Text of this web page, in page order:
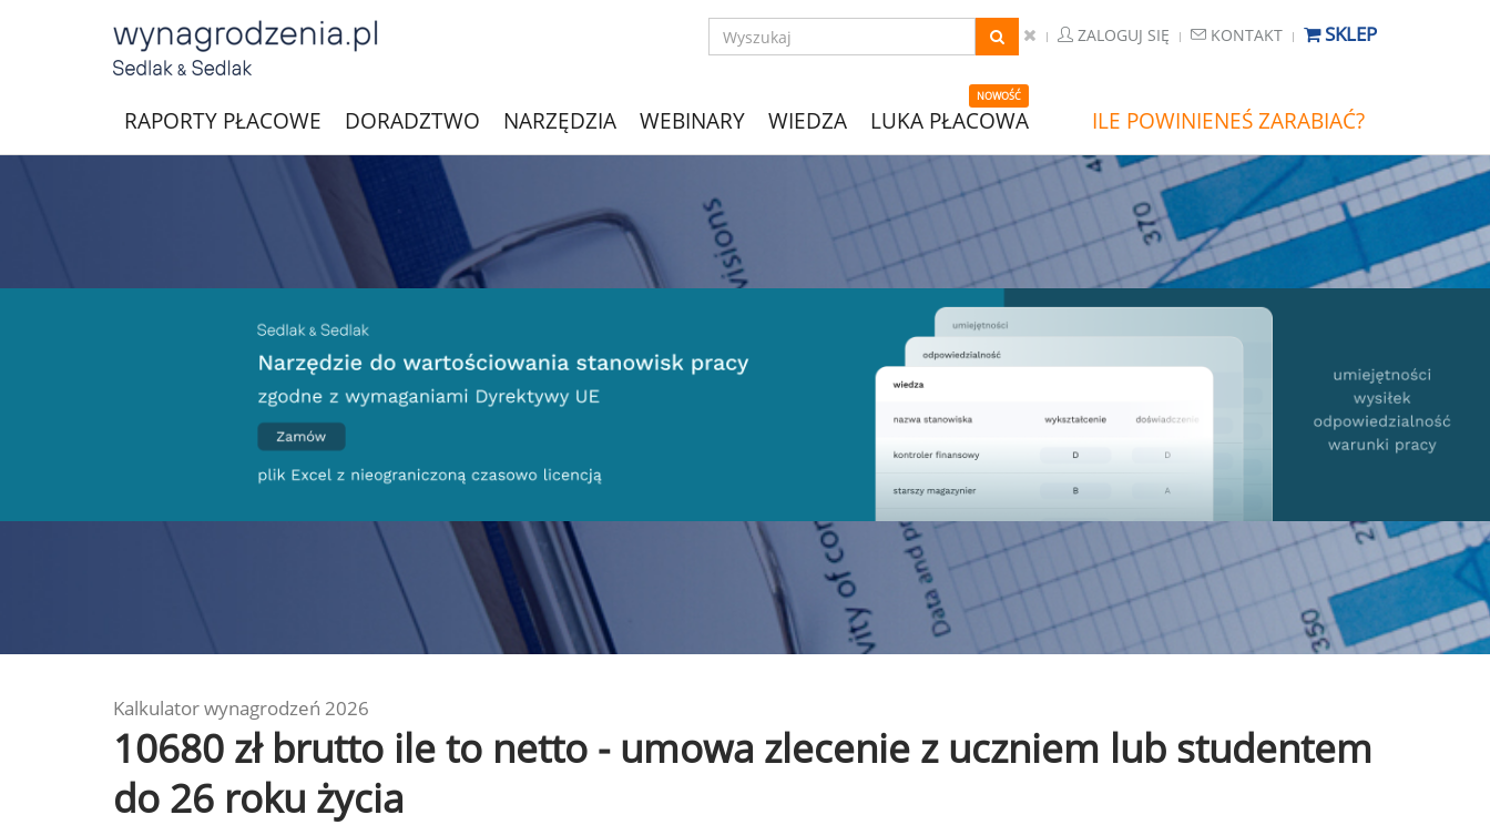
ZALOGUJ SIĘ KONTAKT SKLEP
RAPORTY PŁACOWE DORADZTWO NARZĘDZIA WEBINARY WIEDZA
NOWOŚĆ
LUKA PŁACOWA ILE POWINIENEŚ ZARABIAĆ?
Kalkulator wynagrodzeń 2026
10680 zł brutto ile to netto - umowa zlecenie z uczniem lub studentem
do 26 roku życia